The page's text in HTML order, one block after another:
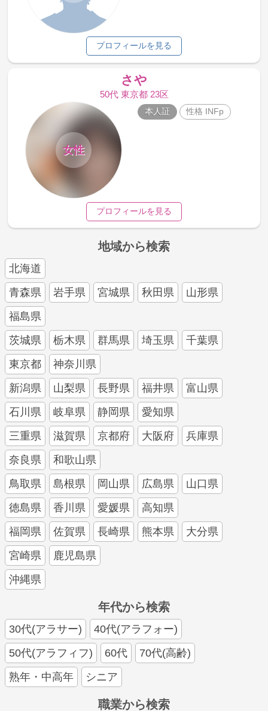
プロフィールを見る
さや
50代 東京都 23区
女性
本人証 性格 INFp
プロフィールを見る
地域から検索
北海道
青森県
岩手県 宮城県 秋田県
山形県
福島県
茨城県
栃木県 群馬県 埼玉県
千葉県
東京都
神奈川県
新潟県
山梨県 長野県 福井県
富山県
石川県
岐阜県 静岡県
愛知県
三重県
滋賀県 京都府 大阪府
兵庫県
奈良県
和歌山県
鳥取県
島根県 岡山県 広島県
山口県
徳島県
香川県 愛媛県
高知県
福岡県
佐賀県 長崎県 熊本県
大分県
宮崎県
鹿児島県
沖縄県
年代から検索
30代(アラサー)
40代(アラフォー)
50代(アラフィフ)
60代
70代(高齢)
熟年・中高年
シニア
職業から検索